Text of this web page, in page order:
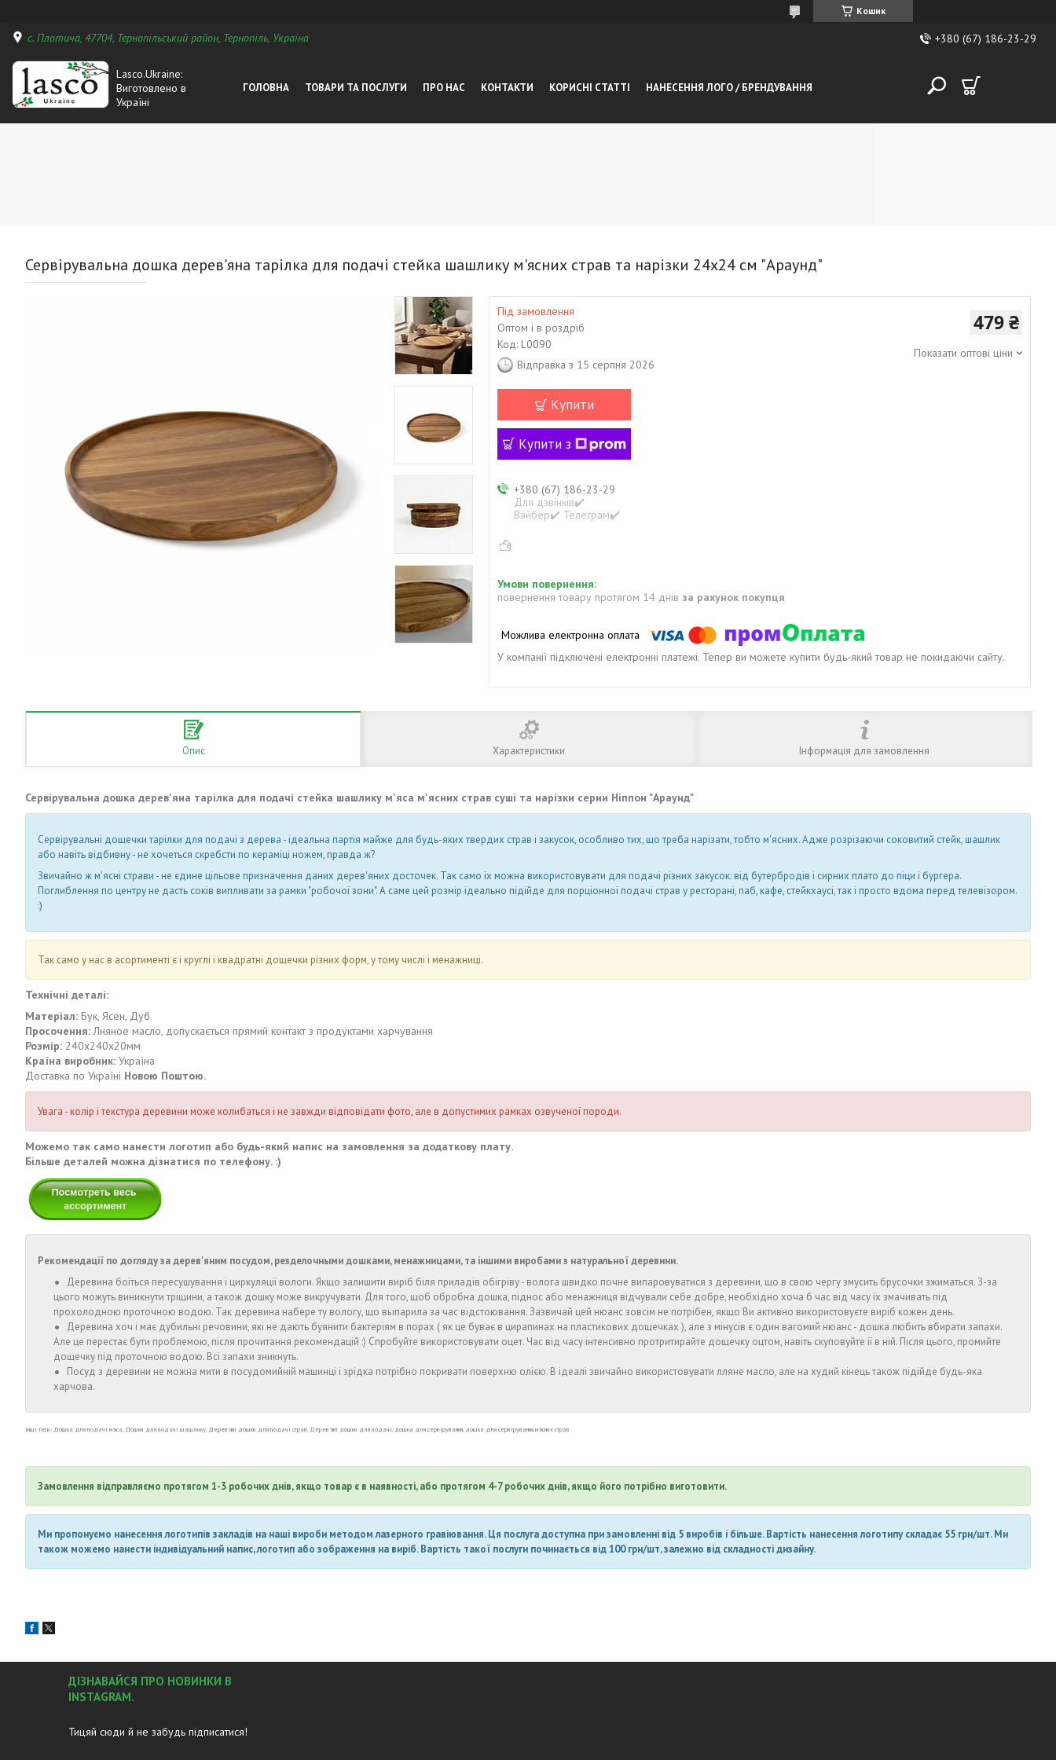
Кошик
с. Плотича, 47704, Тернопільський район, Тернопіль, Україна +380 (67) 186-23-29
Lasco.Ukraine:
Виготовлено в
Україні
ГОЛОВНА ТОВАРИ ТА ПОСЛУГИ ПРО НАС КОНТАКТИ КОРИСНІ СТАТТІ НАНЕСЕННЯ ЛОГО / БРЕНДУВАННЯ
Сервірувальна дошка дерев'яна тарілка для подачі стейка шашлику м'ясних страв та нарізки 24х24 см "Араунд"
Під замовлення
Оптом і в роздріб
Код: L0090
Відправка з 15 серпня 2026
479 ₴
Показати оптові ціни
Купити
Купити з
+380 (67) 186-23-29
Для дзвінків✔️
Вайбер✔️ Телеграм✔️
повернення товару протягом 14 днів за рахунок покупця
У компанії підключені електронні платежі. Тепер ви можете купити будь-який товар не покидаючи сайту.
Опис Характеристики Інформація для замовлення
Сервірувальна дошка дерев'яна тарілка для подачі стейка шашлику м'яса м'ясних страв суші та нарізки серии Ніппон "Араунд"
Сервірувальні дощечки тарілки для подачі з дерева - ідеальна партія майже для будь-яких твердих страв і закусок, особливо тих, що треба нарізати, тобто м'ясних. Адже розрізаючи соковитий стейк, шашлик
або навіть відбивну - не хочеться скребсти по кераміці ножем, правда ж?
Звичайно ж м'ясні страви - не єдине цільове призначення даних дерев'яних досточек. Так само їх можна використовувати для подачі різних закусок: від бутербродів і сирних плато до піци і бургера.
Поглиблення по центру не дасть соків випливати за рамки "робочої зони". А саме цей розмір ідеально підійде для порціонної подачі страв у ресторані, паб, кафе, стейкхаусі, так і просто вдома перед телевізором.
:)
Так само у нас в асортименті є і круглі і квадратні дощечки різних форм, у тому числі і менажниці.
Технічні деталі:
Матеріал: Бук, Ясен, Дуб
Просочення:Лняное масло, допускається прямий контакт з продуктами харчування
Розмір: 240х240х20мм
Країна виробник: Україна
Доставка по Україні Новою Поштою.
Увага - колір і текстура деревини може колибаться і не завжди відповідати фото, але в допустимих рамках озвученої породи.
Можемо так само нанести логотип або будь-який напис на замовлення за додаткову плату.
Більше деталей можна дізнатися по телефону. :)
Рекомендації по догляду за дерев'яним посудом, резделочными дошками, менажницами, та іншими виробами з натуральної деревини.
Деревина боїться пересушування і циркуляції вологи. Якщо залишити виріб біля приладів обігріву - волога швидко почне випаровуватися з деревини, що в свою чергу змусить брусочки зжиматься. З-за
цього можуть виникнути тріщини, а також дошку може викручувати. Для того, щоб обробна дошка, піднос або менажниця відчували себе добре, необхідно хоча б час від часу їх змачивать під
прохолодною проточною водою. Так деревина набере ту вологу, що выпарила за час відстоювання. Зазвичай цей нюанс зовсім не потрібен, якщо Ви активно використовуєте виріб кожен день.
Деревина хоч і має дубильні речовини, які не дають буянити бактеріям в порах ( як це буває в цирапинах на пластикових дощечках ), але з мінусів є один вагомий нюанс - дошка любить вбирати запахи.
Але це перестає бути проблемою, після прочитання рекомендацій :) Спробуйте використовувати оцет. Час від часу інтенсивно протритирайте дощечку оцтом, навіть скуповуйте її в ній. Після цього, промийте
дощечку під проточною водою. Всі запахи зникнуть.
Посуд з деревини не можна мити в посудомийній машинці і зрідка потрібно покривати поверхню олією. В ідеалі звичайно використовувати лляне масло, але на худий кінець також підійде будь-яка
харчова.
Інші теги: Дошка для подачі м'яса, Дошки для подачі шашлику, Дерев'яні дошки для подачі страв, Дерев'яні дошки для подачі, дошка для сервірування, дошка для сервірування м'ясних страв
Замовлення відправляємо протягом 1-3 робочих днів, якщо товар є в наявності, або протягом 4-7 робочих днів, якщо його потрібно виготовити.
Ми пропонуємо нанесення логотипів закладів на наші вироби методом лазерного гравіювання. Ця послуга доступна при замовленні від 5 виробів і більше. Вартість нанесення логотипу складає 55 грн/шт. Ми
також можемо нанести індивідуальний напис, логотип або зображення на виріб. Вартість такої послуги починається від 100 грн/шт, залежно від складності дизайну.
ДІЗНАВАЙСЯ ПРО НОВИНКИ В
INSTAGRAM.
Тицяй сюди й не забудь підписатися!